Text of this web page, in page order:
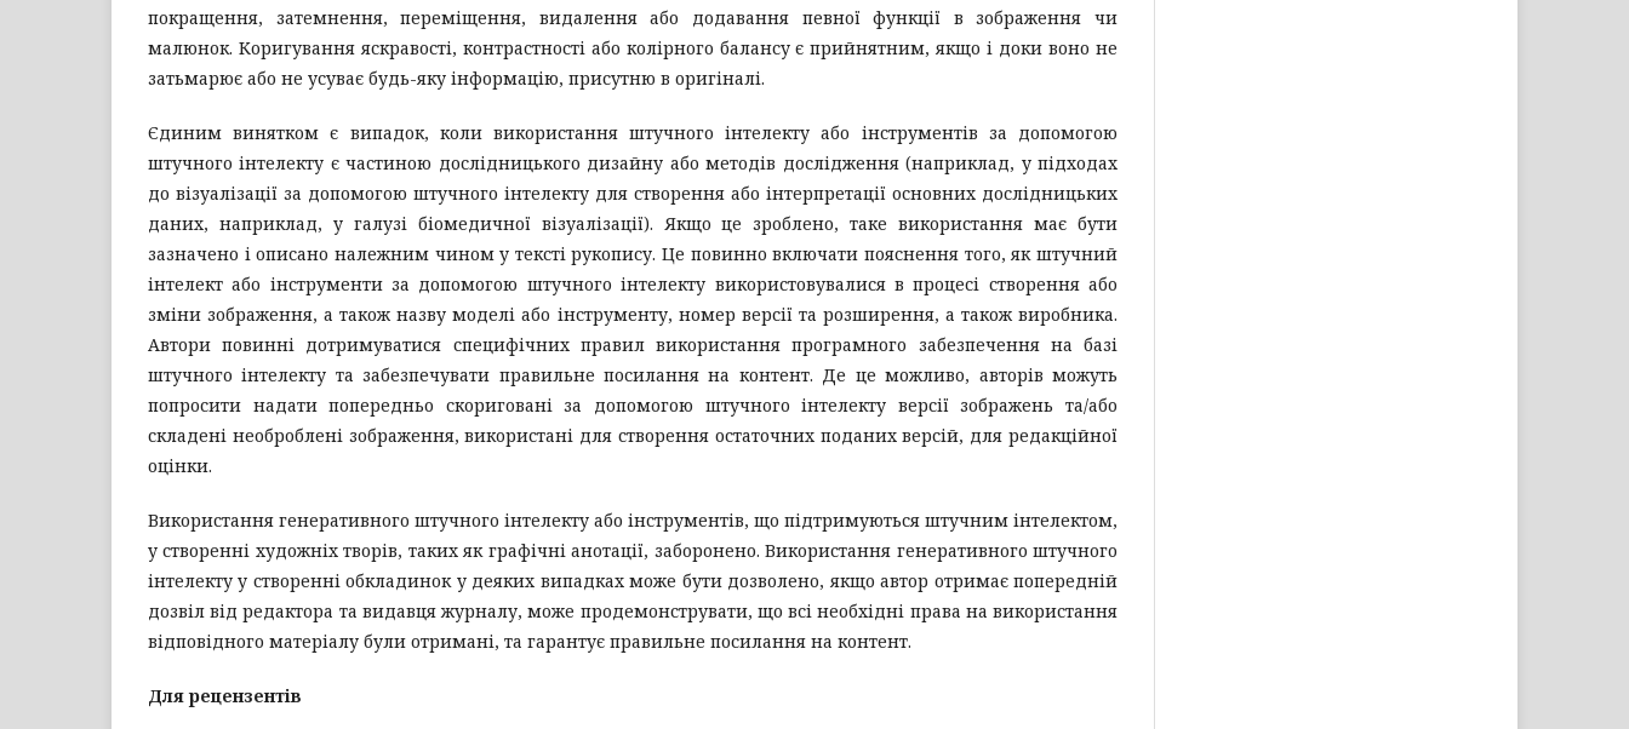
покращення, затемнення, переміщення, видалення або додавання певної функції в зображення чи
малюнок. Коригування яскравості, контрастності або колірного балансу є прийнятним, якщо і доки воно не
затьмарює або не усуває будь-яку інформацію, присутню в оригіналі.
Єдиним винятком є ​​випадок, коли використання штучного інтелекту або інструментів за допомогою
штучного інтелекту є частиною дослідницького дизайну або методів дослідження (наприклад, у підходах
до візуалізації за допомогою штучного інтелекту для створення або інтерпретації основних дослідницьких
даних, наприклад, у галузі біомедичної візуалізації). Якщо це зроблено, таке використання має бути
зазначено і описано належним чином у тексті рукопису. Це повинно включати пояснення того, як штучний
інтелект або інструменти за допомогою штучного інтелекту використовувалися в процесі створення або
зміни зображення, а також назву моделі або інструменту, номер версії та розширення, а також виробника.
Автори повинні дотримуватися специфічних правил використання програмного забезпечення на базі
штучного інтелекту та забезпечувати правильне посилання на контент. Де це можливо, авторів можуть
попросити надати попередньо скориговані за допомогою штучного інтелекту версії зображень та/або
складені необроблені зображення, використані для створення остаточних поданих версій, для редакційної
оцінки.
Використання генеративного штучного інтелекту або інструментів, що підтримуються штучним інтелектом,
у створенні художніх творів, таких як графічні анотації, заборонено. Використання генеративного штучного
інтелекту у створенні обкладинок у деяких випадках може бути дозволено, якщо автор отримає попередній
дозвіл від редактора та видавця журналу, може продемонструвати, що всі необхідні права на використання
відповідного матеріалу були отримані, та гарантує правильне посилання на контент.
Для рецензентів